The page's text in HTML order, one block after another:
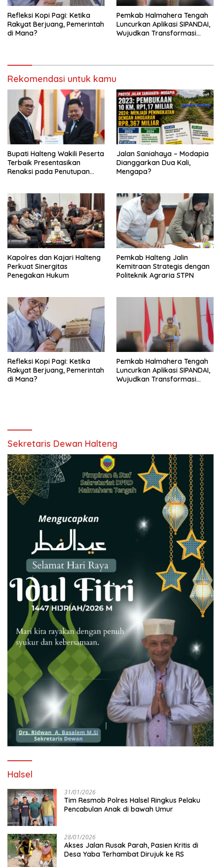
Refleksi Kopi Pagi: Ketika
Rakyat Berjuang, Pemerintah
di Mana?
Pemkab Halmahera Tengah
Luncurkan Aplikasi SIPANDAI,
Wujudkan Transformasi
Rekomendasi untuk kamu
Bupati Halteng Wakili Peserta
Terbaik Presentasikan
Renaksi pada Penutupan
Jalan Saniahaya – Modapia
Dianggarkan Dua Kali,
Mengapa?
Kapolres dan Kajari Halteng
Perkuat Sinergitas
Penegakan Hukum
Pemkab Halteng Jalin
Kemitraan Strategis dengan
Politeknik Agraria STPN
Refleksi Kopi Pagi: Ketika
Rakyat Berjuang, Pemerintah
di Mana?
Pemkab Halmahera Tengah
Luncurkan Aplikasi SIPANDAI,
Wujudkan Transformasi
Sekretaris Dewan Halteng
Halsel
31/01/2026
Tim Resmob Polres Halsel Ringkus Pelaku
Pencabulan Anak di bawah Umur
28/01/2026
Akses Jalan Rusak Parah, Pasien Kritis di
Desa Yaba Terhambat Dirujuk ke RS